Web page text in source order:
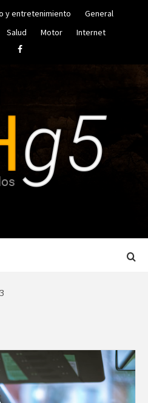
y entretenimiento
General
Salud Motor
Internet
Facebook